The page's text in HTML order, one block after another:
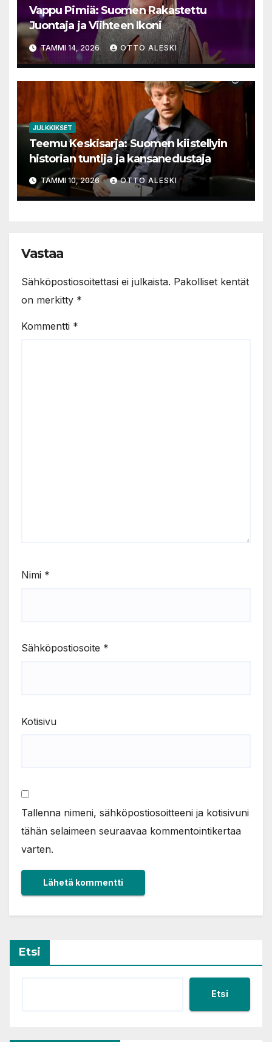
Vappu Pimiä: Suomen Rakastettu
Juontaja ja Viihteen Ikoni
TAMMI 14, 2026 OTTO ALESKI
JULKKIKSET
Teemu Keskisarja: Suomen kiistellyin
historian tuntija ja kansanedustaja
TAMMI 10, 2026 OTTO ALESKI
Vastaa
Sähköpostiosoitettasi ei julkaista. Pakolliset kentät
on merkitty *
Kommentti *
Nimi *
Sähköpostiosoite *
Kotisivu
Tallenna nimeni, sähköpostiosoitteeni ja kotisivuni
tähän selaimeen seuraavaa kommentointikertaa
varten.
Etsi
Etsi